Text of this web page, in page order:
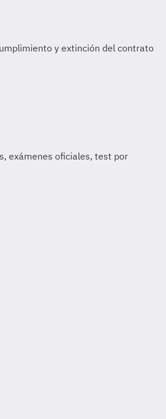
y extinción del contrato